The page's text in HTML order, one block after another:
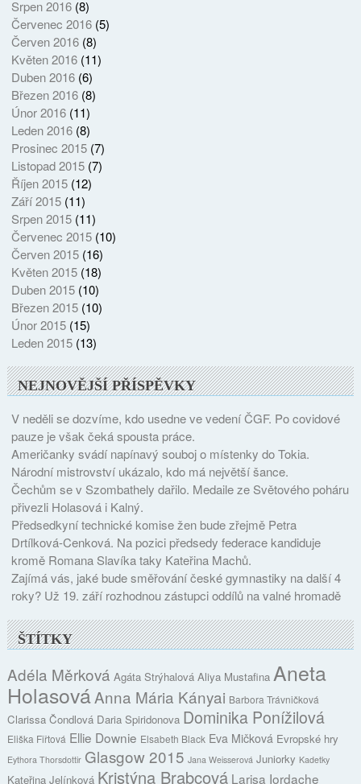
Srpen 2016(8)
Červenec 2016(5)
Červen 2016(8)
Květen 2016(11)
Duben 2016(6)
Březen 2016(8)
Únor 2016(11)
Leden 2016(8)
Prosinec 2015(7)
Listopad 2015(7)
Říjen 2015(12)
Září 2015(11)
Srpen 2015(11)
Červenec 2015(10)
Červen 2015(16)
Květen 2015(18)
Duben 2015(10)
Březen 2015(10)
Únor 2015(15)
Leden 2015(13)
NEJNOVĚJŠÍ PŘÍSPĚVKY
V neděli se dozvíme, kdo usedne ve vedení ČGF. Po covidové
pauze je však čeká spousta práce.
Američanky svádí napínavý souboj o místenky do Tokia.
Národní mistrovství ukázalo, kdo má největší šance.
Čechům se v Szombathely dařilo. Medaile ze Světového poháru
přivezli Holasová i Kalný.
Předsedkyní technické komise žen bude zřejmě Petra
Drtílková-Cenková. Na pozici předsedy federace kandiduje
kromě Romana Slavíka taky Kateřina Machů.
Zajímá vás, jaké bude směřování české gymnastiky na další 4
roky? Už 19. září rozhodnou zástupci oddílů na valné hromadě
ŠTÍTKY
Adéla Měrková Agáta Strýhalová Aliya Mustafina Aneta
HolasováAnna Mária Kányai Barbora Trávničková
Clarissa Čondlová Daria Spiridonova Dominika Ponížilová
Eliška Fiřtová Ellie Downie Elsabeth Black Eva Mičková Evropské hry
Eythora Thorsdottir Glasgow 2015 Jana Weisserová Juniorky Kadetky
Kateřina Jelínková Kristýna Brabcová Larisa Iordache